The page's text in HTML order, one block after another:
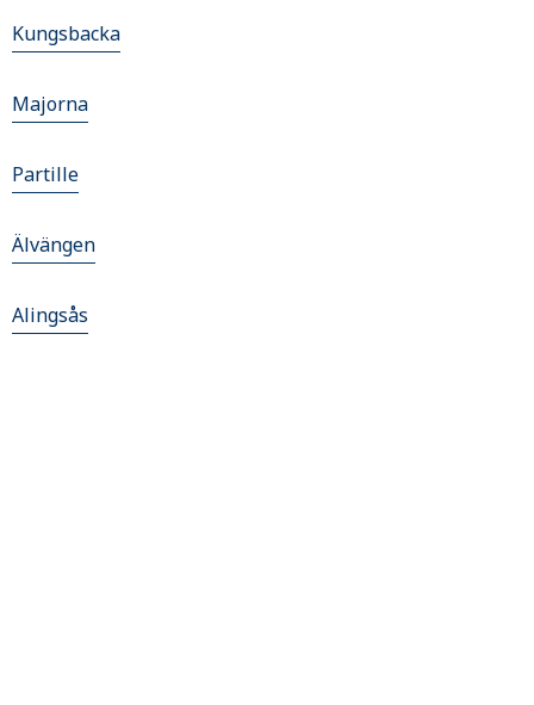
Kungsbacka
Majorna
Partille
Älvängen
Alingsås